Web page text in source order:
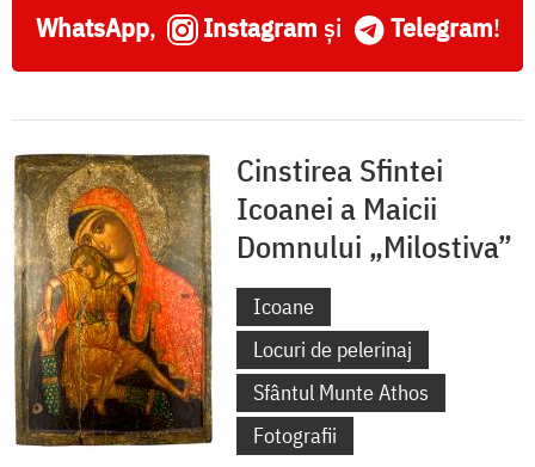
WhatsApp, Instagram și Telegram!
Cinstirea Sfintei
Icoanei a Maicii
Domnului „Milostiva”
Icoane
Locuri de pelerinaj
Sfântul Munte Athos
Fotografii